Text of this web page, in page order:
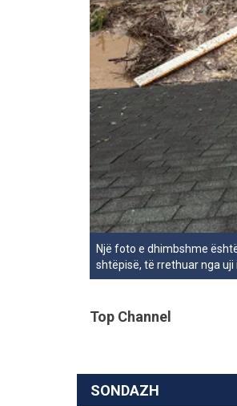
Një foto e dhimbshme
shtëpisë, të rrethuar nga
Top Channel
SONDAZH